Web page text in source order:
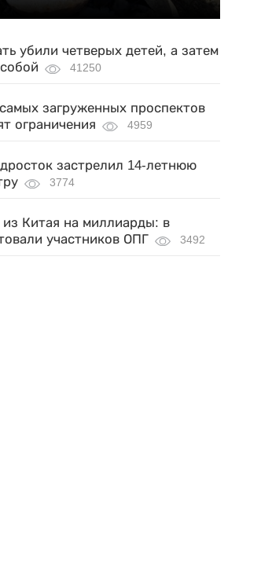
убили четверых детей, а затем
41250
загруженных проспектов
ограничения
4959
застрелил 14-летнюю
3774
из Китая на миллиарды: в
участников ОПГ
3492